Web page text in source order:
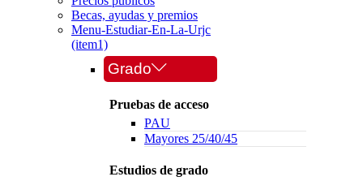
Becas, ayudas y premios
Menu-Estudiar-En-La-Urjc
(item1)
Grado
Pruebas de acceso
PAU
Mayores 25/40/45
Estudios de grado